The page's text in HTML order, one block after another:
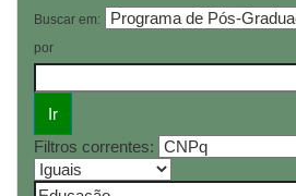
Buscar em:
por
Filtros correntes: